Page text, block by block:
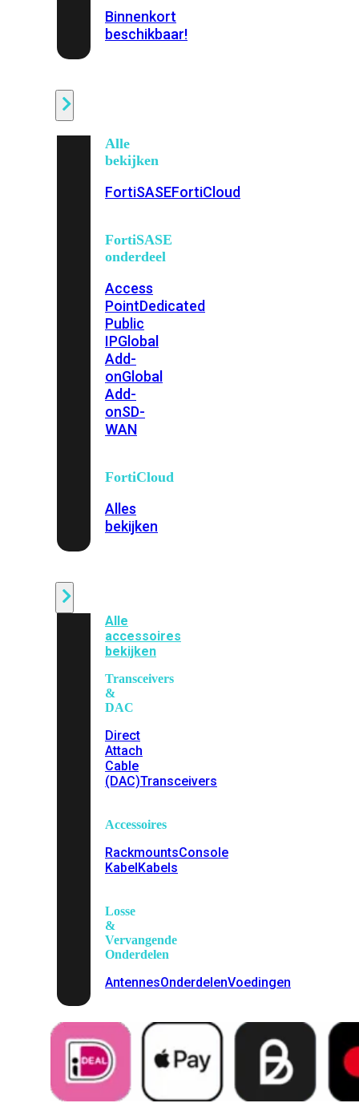
Binnenkort
beschikbaar!
Alle
bekijken
FortiSASEFortiCloud
FortiSASE
onderdeel
Access
PointDedicated
Public
IPGlobal
Add-
onGlobal
Add-
onSD-
WAN
FortiCloud
Alles
bekijken
Alle
accessoires
bekijken
Transceivers
&
DAC
Direct
Attach
Cable
(DAC)Transceivers
Accessoires
RackmountsConsole
KabelKabels
Losse
&
Vervangende
Onderdelen
AntennesOnderdelenVoedingen